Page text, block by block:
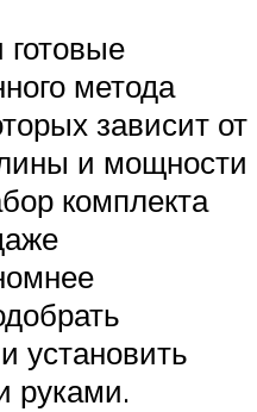
метода
зависит от
и мощности
комплекта
установить
руками.